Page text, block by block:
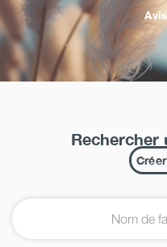
Rechercher